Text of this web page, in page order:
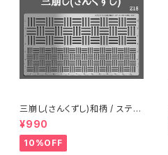
三崩し(さんくずし)和柄 / ステン
レス製ステンシル(z18)
¥990
10%OFF